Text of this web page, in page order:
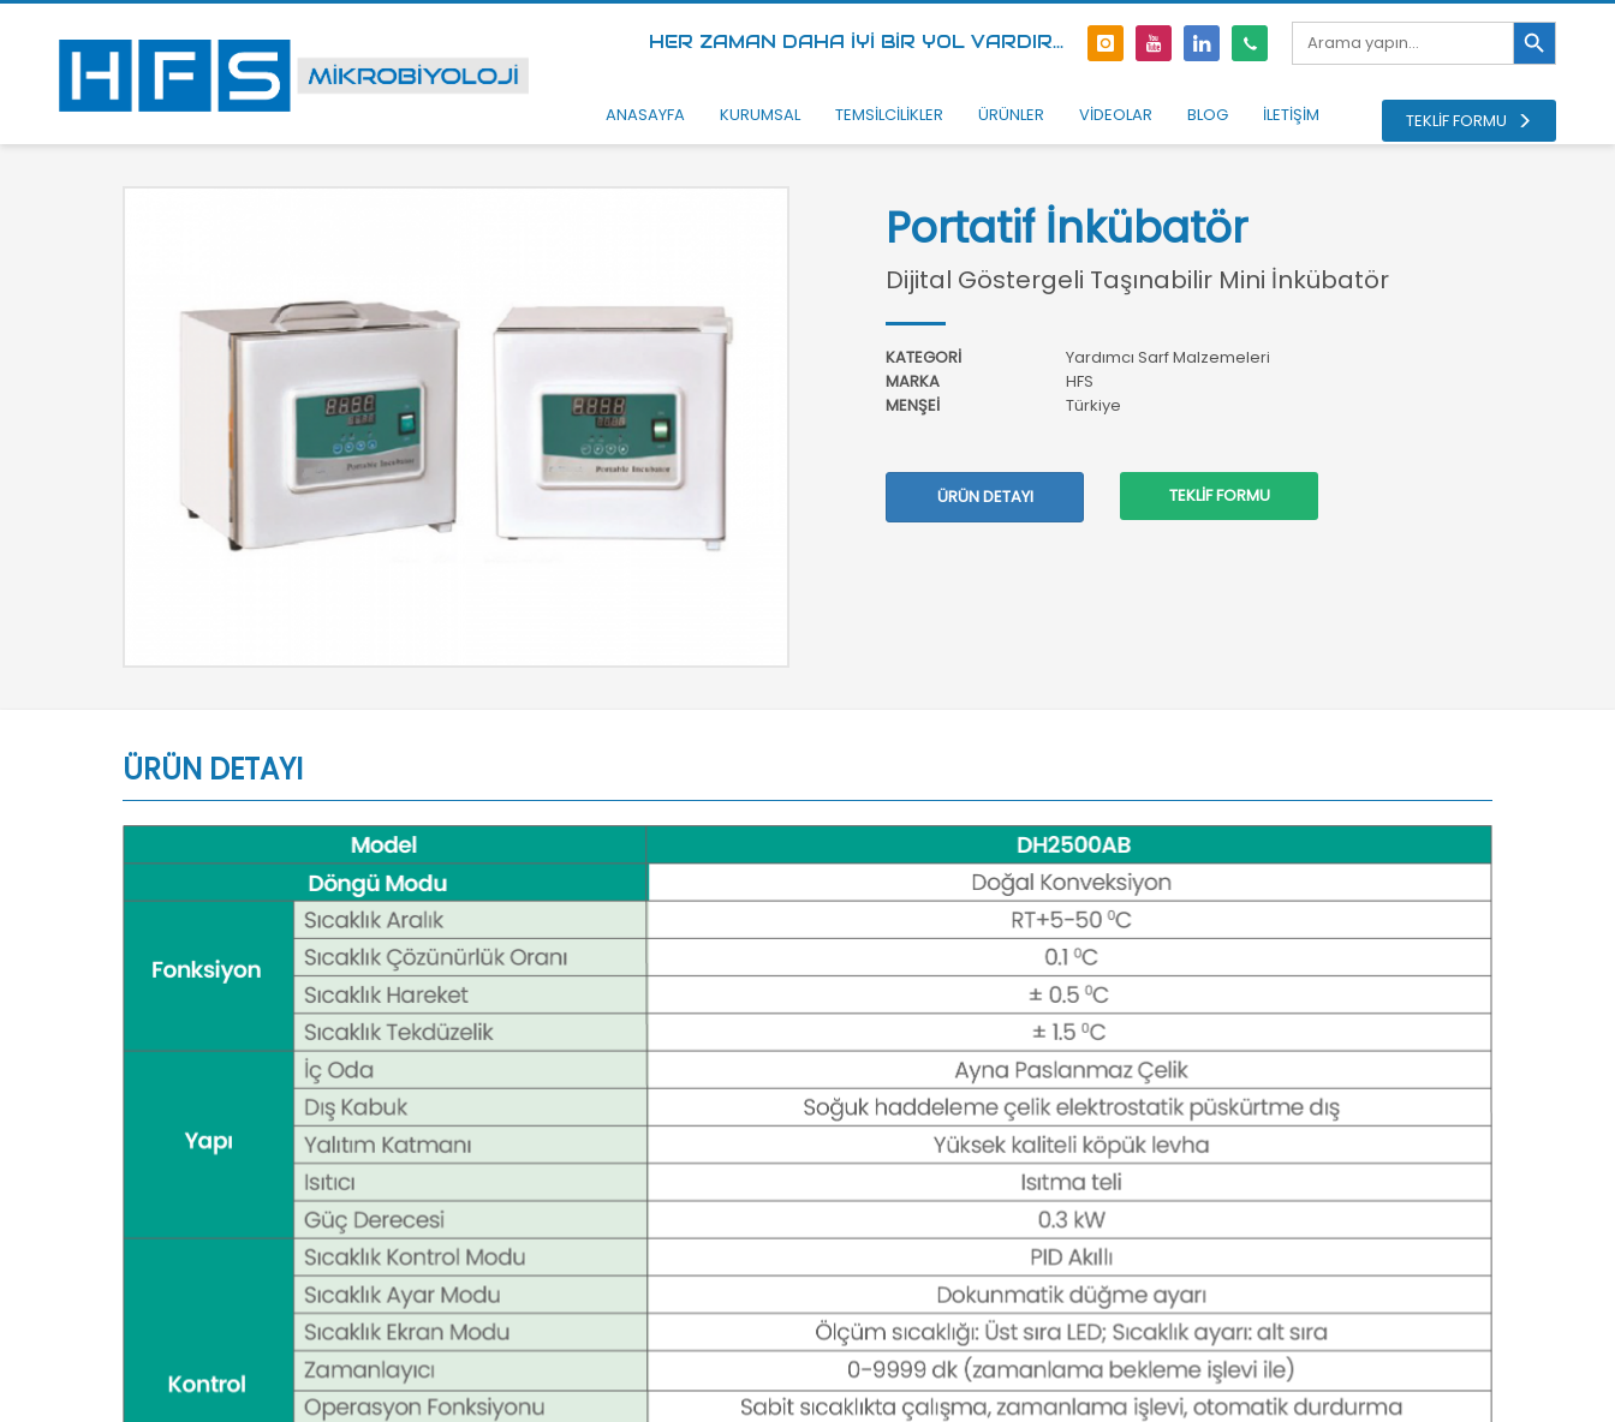
HER ZAMAN DAHA İYİ BİR YOL VARDIR...
Search
for:
Search Button
ANASAYFA KURUMSAL TEMSİLCİLİKLER ÜRÜNLER VİDEOLAR BLOG İLETİŞİM TEKLİF FORMU
Portatif İnkübatör
Dijital Göstergeli Taşınabilir Mini İnkübatör
KATEGORİ
Yardımcı Sarf Malzemeleri
MARKA
HFS
MENŞEİ
Türkiye
ÜRÜN DETAYI TEKLİF FORMU
ÜRÜN DETAYI